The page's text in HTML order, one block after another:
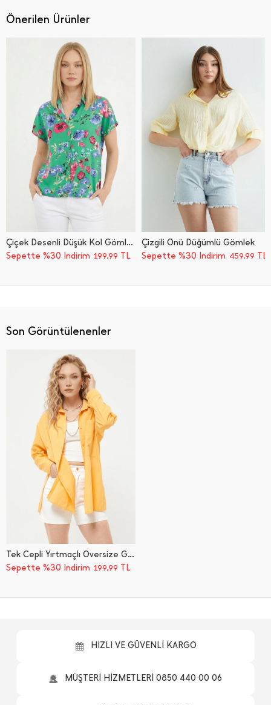
Önerilen Ürünler
Çiçek Desenli Düşük Kol Gömlek
Sepette %30 İndirim 199,99 TL
Çizgili Önü Düğümlü Gömlek
Sepette %30 İndirim 459,99 TL
Son Görüntülenenler
Tek Cepli Yırtmaçlı Oversize Gömlek
Sepette %30 İndirim 199,99 TL
HIZLI VE GÜVENLİ KARGO
MÜŞTERİ HİZMETLERİ 0850 440 00 06